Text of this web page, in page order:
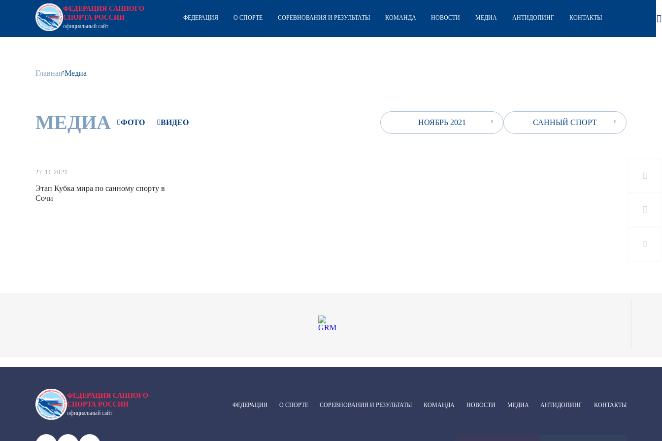
ФЕДЕРАЦИЯ САННОГО
СПОРТА РОССИИ
официальный сайт
ФЕДЕРАЦИЯ О СПОРТЕ СОРЕВНОВАНИЯ И РЕЗУЛЬТАТЫ КОМАНДА НОВОСТИ МЕДИА АНТИДОПИНГ КОНТАКТЫ
Главная Медиа
МЕДИА ФОТО ВИДЕО НОЯБРЬ 2021 САННЫЙ СПОРТ
27.11.2021
Этап Кубка мира по санному спорту в
Сочи
ФЕДЕРАЦИЯ САННОГО
СПОРТА РОССИИ
официальный сайт
ФЕДЕРАЦИЯ О СПОРТЕ СОРЕВНОВАНИЯ И РЕЗУЛЬТАТЫ КОМАНДА НОВОСТИ МЕДИА АНТИДОПИНГ КОНТАКТЫ